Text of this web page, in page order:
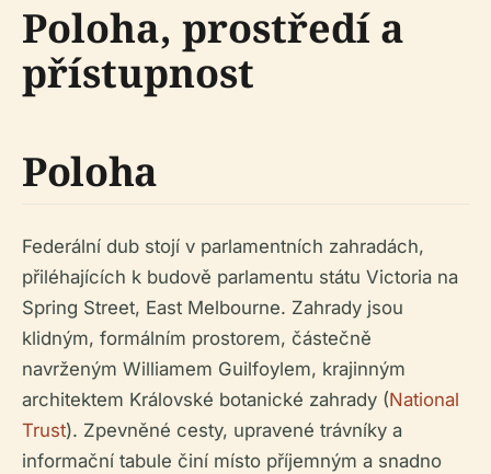
Poloha, prostředí a
přístupnost
Poloha
Federální dub stojí v parlamentních zahradách,
přiléhajících k budově parlamentu státu Victoria na
Spring Street, East Melbourne. Zahrady jsou
klidným, formálním prostorem, částečně
navrženým Williamem Guilfoylem, krajinným
architektem Královské botanické zahrady (National
Trust). Zpevněné cesty, upravené trávníky a
informační tabule činí místo příjemným a snadno